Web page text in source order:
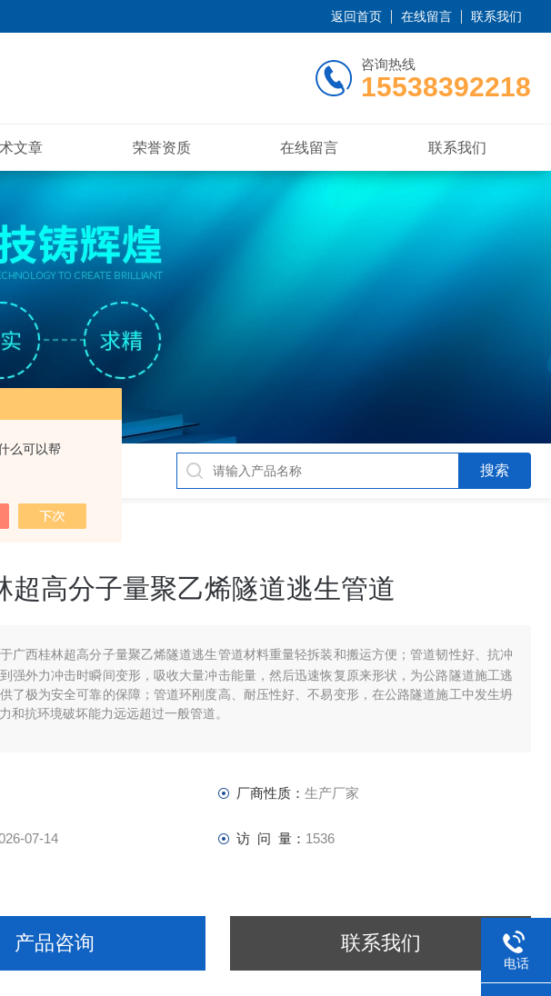
么可以帮
返回首页 在线留言 联系我们
咨询热线
15538392218
文章 荣誉资质 在线留言 联系我们
乙烯管,超高管
超高分子量聚乙烯隧道逃生管道
广西桂林超高分子量聚乙烯隧道逃生管道材料重量轻拆装和搬运方便；管道韧性好、抗冲
强外力冲击时瞬间变形，吸收大量冲击能量，然后迅速恢复原来形状，为公路隧道施工逃
了极为安全可靠的保障；管道环刚度高、耐压性好、不易变形，在公路隧道施工中发生坍
和抗环境破坏能力远远超过一般管道。
厂商性质： 生产厂家
07-14 访 问 量： 1536
产品咨询 联系我们
电话